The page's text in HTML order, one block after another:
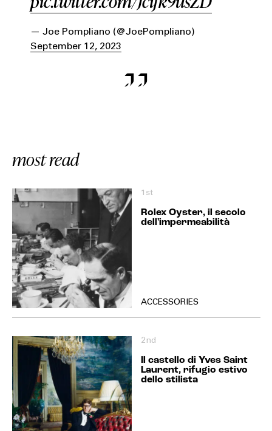
— Joe Pompliano (@JoePompliano)
September 12, 2023
most read
1st
Rolex Oyster, il secolo
dell'impermeabilità
ACCESSORIES
2nd
Il castello di Yves Saint
Laurent, rifugio estivo
dello stilista